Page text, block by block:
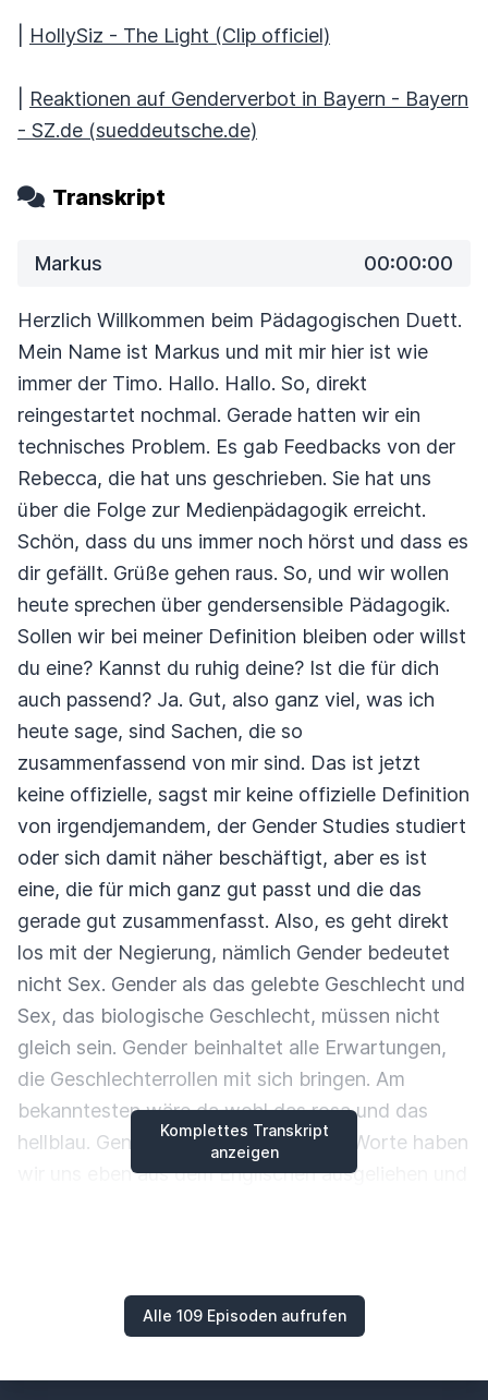
HollySiz - The Light (Clip officiel)
Reaktionen auf Genderverbot in Bayern - Bayern
- SZ.de (sueddeutsche.de)
Transkript
Komplettes Transkript
anzeigen
Markus 00:00:00
Herzlich Willkommen beim Pädagogischen Duett.
Mein Name ist Markus und mit mir hier ist wie
immer der Timo. Hallo. Hallo. So, direkt
reingestartet nochmal. Gerade hatten wir ein
technisches Problem. Es gab Feedbacks von der
Rebecca, die hat uns geschrieben. Sie hat uns
über die Folge zur Medienpädagogik erreicht.
Schön, dass du uns immer noch hörst und dass es
dir gefällt. Grüße gehen raus. So, und wir wollen
heute sprechen über gendersensible Pädagogik.
Sollen wir bei meiner Definition bleiben oder willst
du eine? Kannst du ruhig deine? Ist die für dich
auch passend? Ja. Gut, also ganz viel, was ich
heute sage, sind Sachen, die so
zusammenfassend von mir sind. Das ist jetzt
keine offizielle, sagst mir keine offizielle Definition
von irgendjemandem, der Gender Studies studiert
oder sich damit näher beschäftigt, aber es ist
eine, die für mich ganz gut passt und die das
gerade gut zusammenfasst. Also, es geht direkt
los mit der Negierung, nämlich Gender bedeutet
nicht Sex. Gender als das gelebte Geschlecht und
Sex, das biologische Geschlecht, müssen nicht
gleich sein. Gender beinhaltet alle Erwartungen,
die Geschlechterrollen mit sich bringen. Am
bekanntesten wäre da wohl das rosa und das
hellblau. Genau, Gender und Sex, die Worte haben
wir uns eben aus dem Englischen ausgeliehen und
Genau. Und dann gibt es da noch so drei Begriffe.
Einmal das Gender Mainstreaming, der Versuch,
Alle 109 Episoden aufrufen